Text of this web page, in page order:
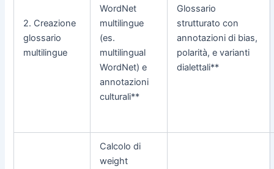
2. Creazione
glossario
multilingue
WordNet
multilingue
(es.
multilingual
WordNet) e
annotazioni
culturali**
Glossario
strutturato con
annotazioni di bias,
polarità, e varianti
dialettali**
Calcolo di
weight